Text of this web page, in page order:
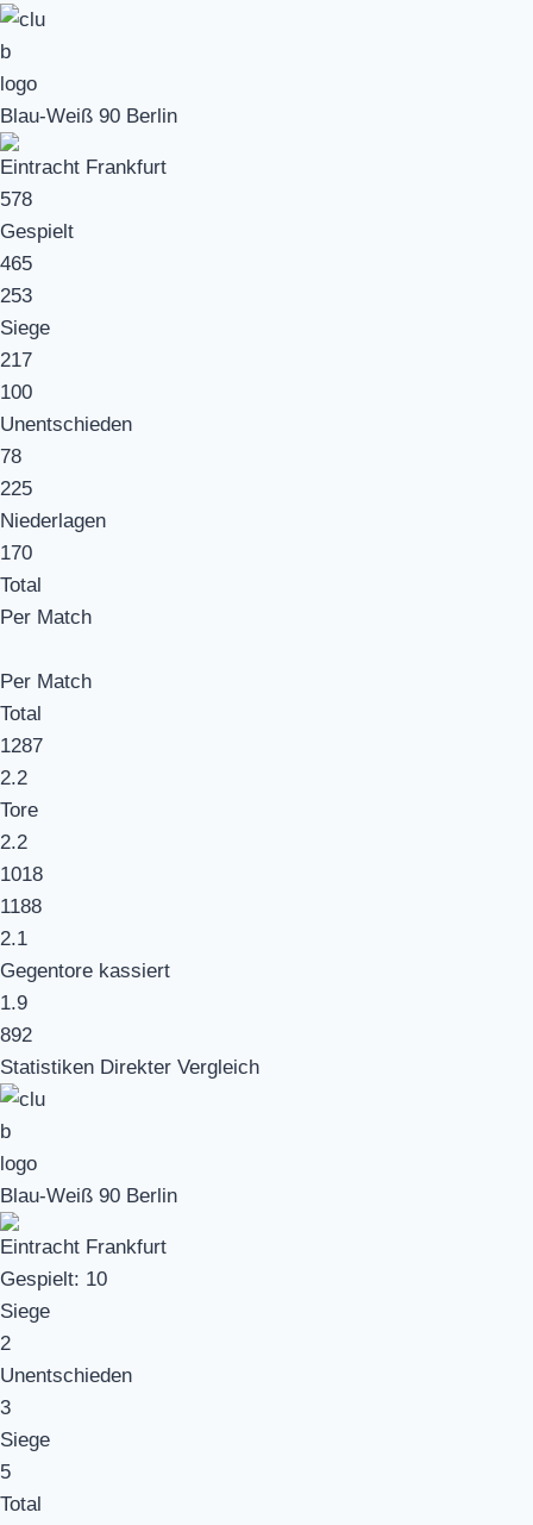
Blau-Weiß 90 Berlin
Eintracht Frankfurt
578
Gespielt
465
253
Siege
217
100
Unentschieden
78
225
Niederlagen
170
Total
Per Match
Per Match
Total
1287
2.2
Tore
2.2
1018
1188
2.1
Gegentore kassiert
1.9
892
Statistiken Direkter Vergleich
Blau-Weiß 90 Berlin
Eintracht Frankfurt
Gespielt: 10
Siege
2
Unentschieden
3
Siege
5
Total